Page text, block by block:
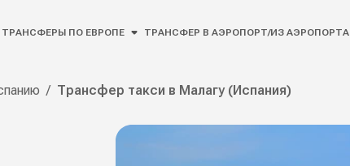
ТРАНСФЕРЫ ПО ЕВРОПЕ ТРАНСФЕР В АЭРОПОРТ/ИЗ АЭРОПОРТА
/ Трансфер такси в Малагу (Испания)